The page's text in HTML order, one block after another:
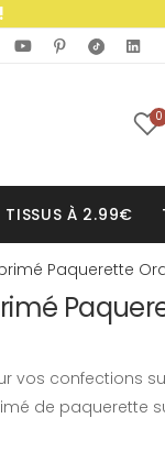
0
TISSUS À 2.99€
Paquerette
vos confections
de paquerette